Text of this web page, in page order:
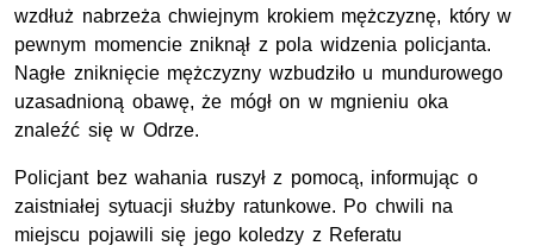
wzdłuż nabrzeża chwiejnym krokiem mężczyznę, który w
pewnym momencie zniknął z pola widzenia policjanta.
Nagłe zniknięcie mężczyzny wzbudziło u mundurowego
uzasadnioną obawę, że mógł on w mgnieniu oka
znaleźć się w Odrze.
Policjant bez wahania ruszył z pomocą, informując o
zaistniałej sytuacji służby ratunkowe. Po chwili na
miejscu pojawili się jego koledzy z Referatu